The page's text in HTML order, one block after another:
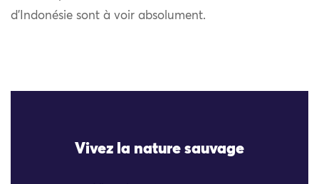
d’Indonésie sont à voir absolument.
Vivez la nature sauvage